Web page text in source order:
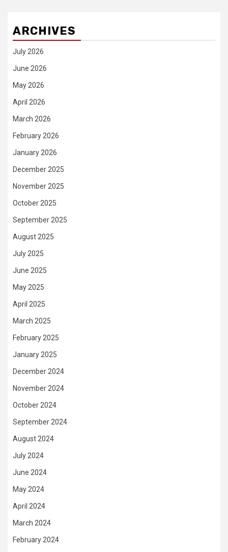
ARCHIVES
July 2026
June 2026
May 2026
April 2026
March 2026
February 2026
January 2026
December 2025
November 2025
October 2025
September 2025
August 2025
July 2025
June 2025
May 2025
April 2025
March 2025
February 2025
January 2025
December 2024
November 2024
October 2024
September 2024
August 2024
July 2024
June 2024
May 2024
April 2024
March 2024
February 2024